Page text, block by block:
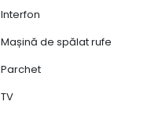
Interfon
Mașină de spălat rufe
Parchet
TV